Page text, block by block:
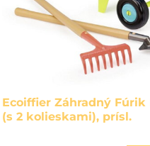
Ecoiffier Záhradný Fúrik
(s 2 kolieskami), prísl.